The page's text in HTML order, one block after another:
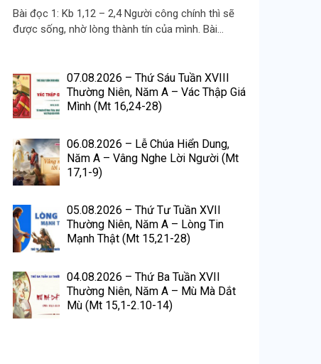
Bài đọc 1: Kb 1,12 – 2,4 Người công chính thì sẽ
được sống, nhờ lòng thành tín của mình. Bài...
07.08.2026 – Thứ Sáu Tuần XVIII
Thường Niên, Năm A – Vác Thập Giá
Mình (Mt 16,24-28)
06.08.2026 – Lễ Chúa Hiển Dung,
Năm A – Vâng Nghe Lời Người (Mt
17,1-9)
05.08.2026 – Thứ Tư Tuần XVII
Thường Niên, Năm A – Lòng Tin
Mạnh Thật (Mt 15,21-28)
04.08.2026 – Thứ Ba Tuần XVII
Thường Niên, Năm A – Mù Mà Dắt
Mù (Mt 15,1-2.10-14)